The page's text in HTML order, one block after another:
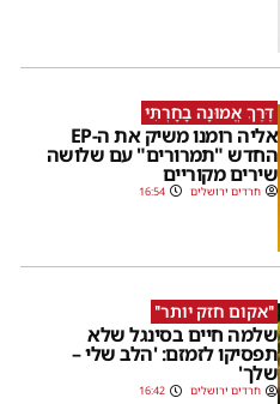
דֶּרֶךְ אֱמוּנָה בָחָרְתִּי
אליה רומנו משיק את ה-EP
החדש "תמרורים" עם שלושה
שירים מקוריים
חרדים ירושלים 16:54
''אקום חזק יותר''
שלמה חיים בסינגל שלא
תפסיקו לזמזם: 'הלב שלי –
שלך'
חרדים ירושלים 16:42